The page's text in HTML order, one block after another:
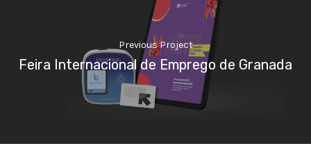
Previous Project
Feira Internacional de Emprego de Granada